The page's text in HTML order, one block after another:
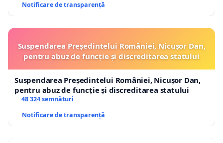
Notificare de transparență
Suspendarea Președintelui României, Nicușor Dan,
pentru abuz de funcție și discreditarea statului
Suspendarea Președintelui României, Nicușor Dan,
pentru abuz de funcție și discreditarea statului
48 324 semnături
Notificare de transparență